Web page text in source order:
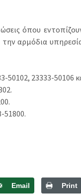
όπου
αρμόδια
50102, 23333-50106
51800.
Email Print